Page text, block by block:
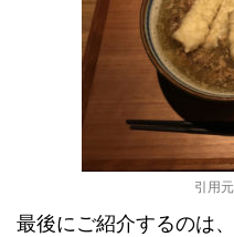
引用元
最後にご紹介するのは、